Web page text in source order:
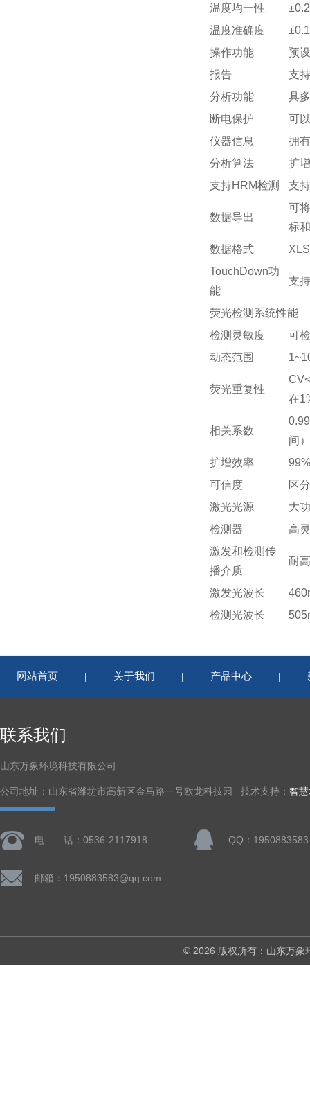
温度均一性
温度准确度
操作功能
预
报告
支
分析功能
具
断电保护
可
仪器信息
拥
分析算法
扩
支持HRM检测
支持
数据导出
可
标
数据格式
TouchDown功
能
支
荧光检测系统性能
检测灵敏度
可
动态范围
荧光重复性
在
相关系数
间）
扩增效率
可信度
区
激光光源
大
检测器
高
激发和检测传
播介质
耐
激发光波长
检测光波长
网站首页 | 关于我们 | 产品中心 |
联系我们
山东万象环境科技有限公司
公司地址：山东省潍坊市高新区金马路一号欧龙科技园 技术支持： 智
电 话：0536-2117918 QQ：1950883583
邮箱：1950883583@qq.com
© 2026 版权所有：山东万